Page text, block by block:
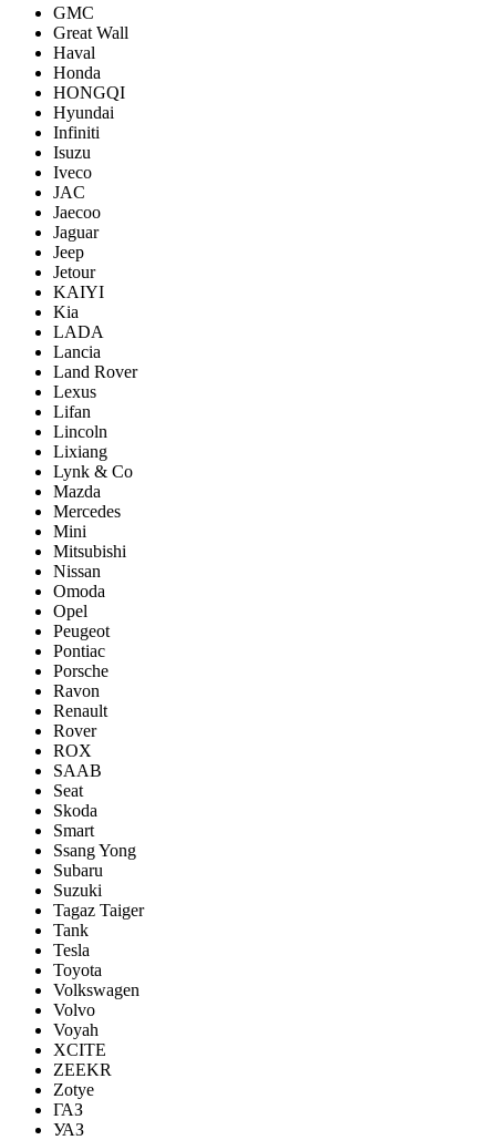
GMC
Great Wall
Haval
Honda
HONGQI
Hyundai
Infiniti
Isuzu
Iveco
JAC
Jaecoo
Jaguar
Jeep
Jetour
KAIYI
Kia
LADA
Lancia
Land Rover
Lexus
Lifan
Lincoln
Lixiang
Lynk & Co
Mazda
Mercedes
Mini
Mitsubishi
Nissan
Omoda
Opel
Peugeot
Pontiac
Porsсhe
Ravon
Renault
Rover
ROX
SAAB
Seat
Skoda
Smart
Ssang Yong
Subaru
Suzuki
Tagaz Taiger
Tank
Tesla
Toyota
Volkswagen
Volvo
Voyah
XCITE
ZEEKR
Zotye
ГАЗ
УАЗ